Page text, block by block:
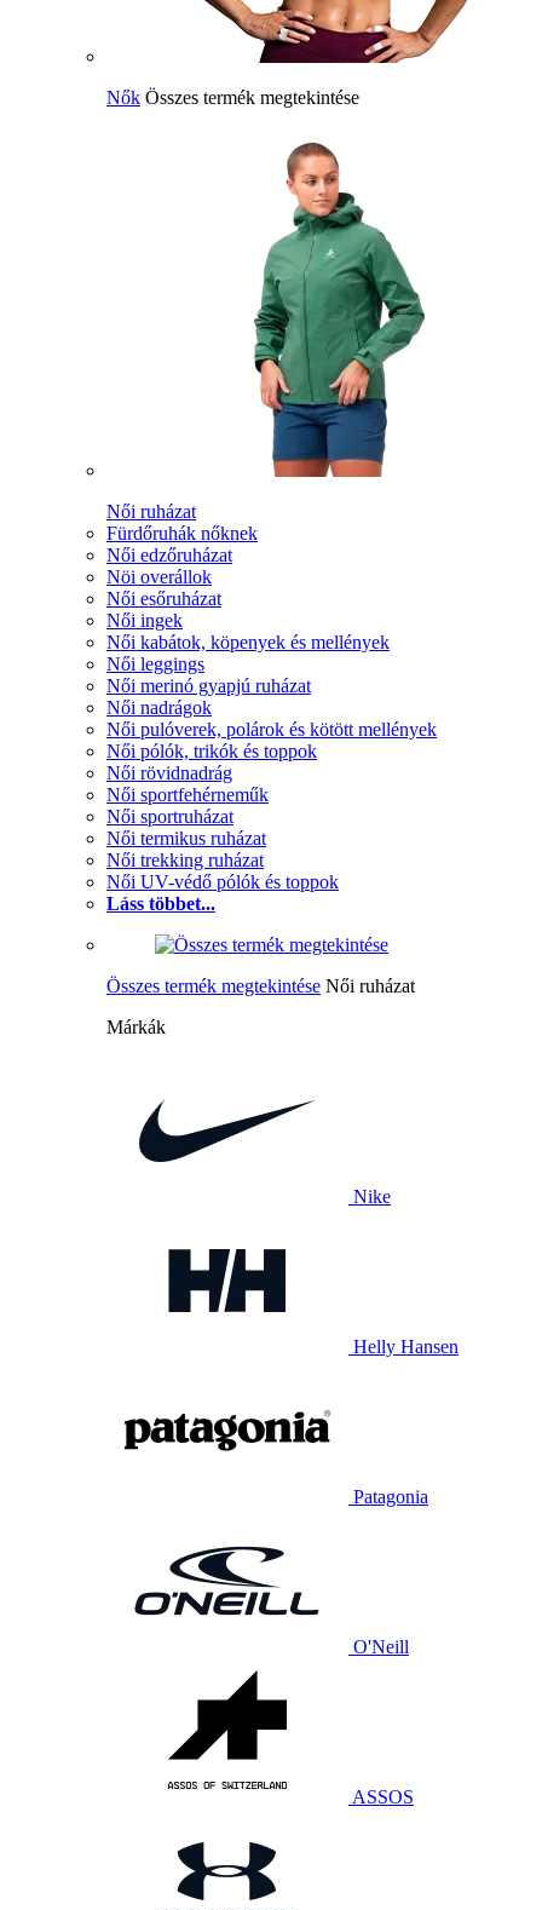
Nők Összes termék megtekintése
Női ruházat
Fürdőruhák nőknek
Női edzőruházat
Nöi overállok
Női esőruházat
Női ingek
Női kabátok, köpenyek és mellények
Női leggings
Női merinó gyapjú ruházat
Női nadrágok
Női pulóverek, polárok és kötött mellények
Női pólók, trikók és toppok
Női rövidnadrág
Női sportfehérneműk
Női sportruházat
Női termikus ruházat
Női trekking ruházat
Női UV-védő pólók és toppok
Láss többet...
Összes termék megtekintése Női ruházat
Márkák
Nike
Helly Hansen
Patagonia
O'Neill
ASSOS